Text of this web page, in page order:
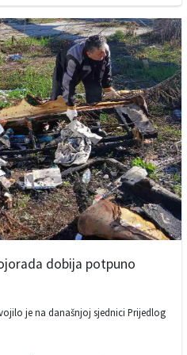
dobija potpuno
je na današnjoj sjednici Prijedlog